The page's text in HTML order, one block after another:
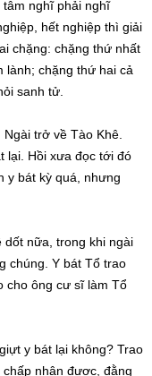
nghĩ phải nghĩ
hết nghiệp thì giải
chặng: chặng thứ nhất
lành; chặng thứ hai cả
sanh tử.
trở về Tào Khê.
lại. Hồi xưa đọc tới đó
y bát kỳ quá, nhưng
dốt nữa, trong khi ngài
chúng. Y bát Tổ trao
cho ông cư sĩ làm Tổ
y bát lại không? Trao
nhận được, đằng